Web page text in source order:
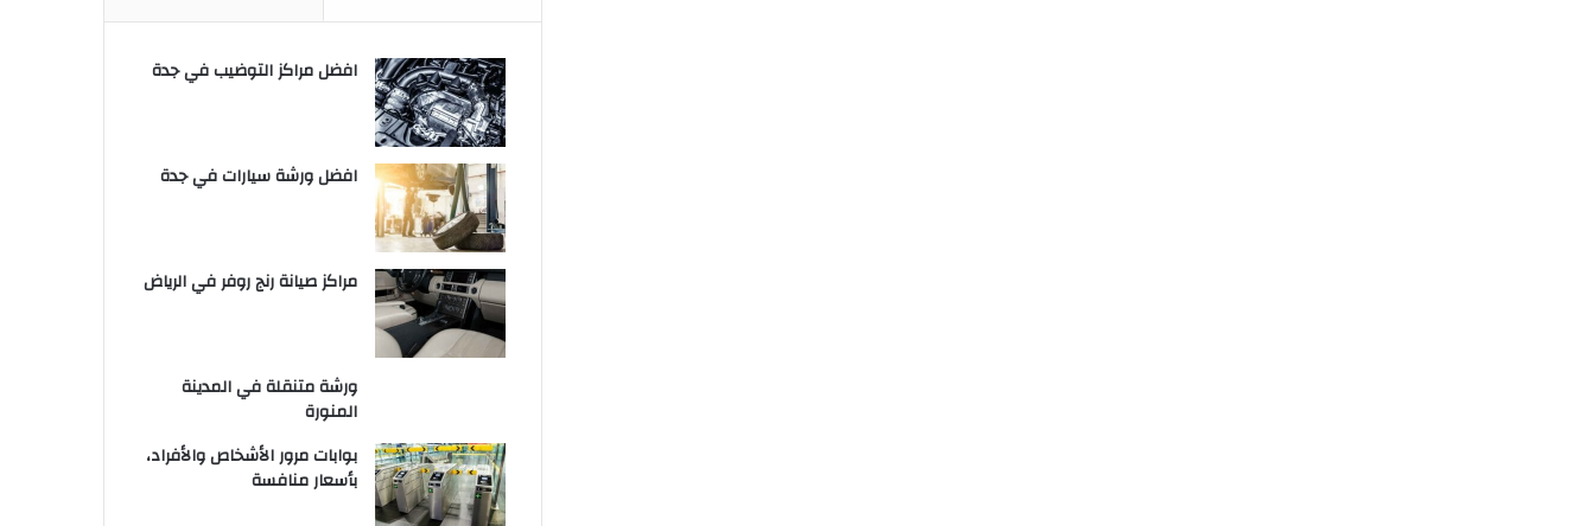
افضل مراكز التوضيب في جدة
افضل ورشة سيارات في جدة
مراكز صيانة رنج روفر في الرياض
ورشة متنقلة في المدينة
المنورة
بوابات مرور الأشخاص والأفراد،
بأسعار منافسة